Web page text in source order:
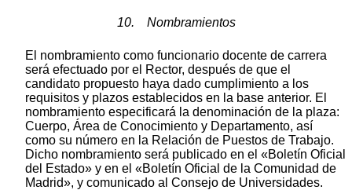
10. Nombramientos
El nombramiento como funcionario docente de carrera
será efectuado por el Rector, después de que el
candidato propuesto haya dado cumplimiento a los
requisitos y plazos establecidos en la base anterior. El
nombramiento especificará la denominación de la plaza:
Cuerpo, Área de Conocimiento y Departamento, así
como su número en la Relación de Puestos de Trabajo.
Dicho nombramiento será publicado en el «Boletín Oficial
del Estado» y en el «Boletín Oficial de la Comunidad de
Madrid», y comunicado al Consejo de Universidades.